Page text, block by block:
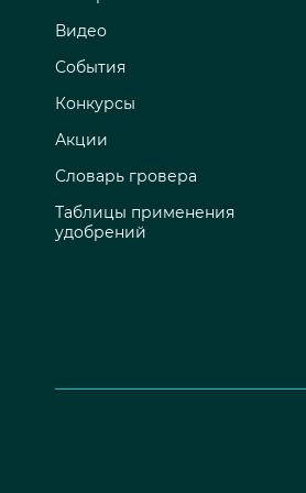
Видео
События
Конкурсы
Акции
Словарь гровера
Таблицы применения
удобрений